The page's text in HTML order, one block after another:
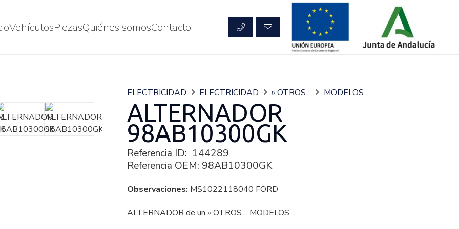
VehículosPiezasQuiénes somosContacto
ELECTRICIDAD ELECTRICIDAD » OTROS... MODELOS
ALTERNADOR
98AB10300GK
Referencia ID: 144289
Referencia OEM: 98AB10300GK
Observaciones: MS1022118040 FORD
ALTERNADOR de un » OTROS… MODELOS.